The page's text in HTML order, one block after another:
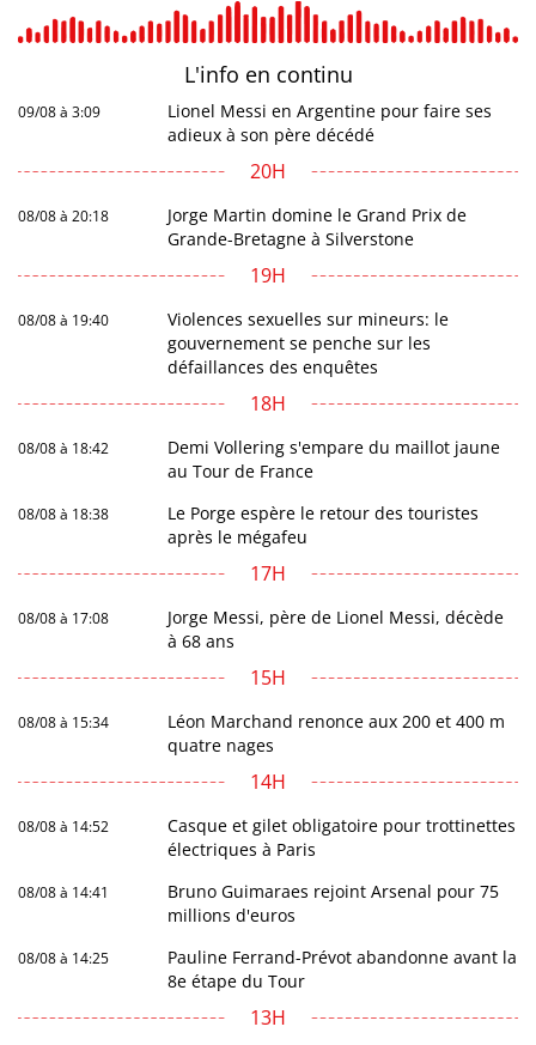
L'info en continu
09/08 à 3:09
Lionel Messi en Argentine pour faire ses
adieux à son père décédé
20H
08/08 à 20:18
Jorge Martin domine le Grand Prix de
Grande-Bretagne à Silverstone
19H
08/08 à 19:40
Violences sexuelles sur mineurs: le
gouvernement se penche sur les
défaillances des enquêtes
18H
08/08 à 18:42
Demi Vollering s'empare du maillot jaune
au Tour de France
08/08 à 18:38
Le Porge espère le retour des touristes
après le mégafeu
17H
08/08 à 17:08
Jorge Messi, père de Lionel Messi, décède
à 68 ans
15H
08/08 à 15:34
Léon Marchand renonce aux 200 et 400 m
quatre nages
14H
08/08 à 14:52
Casque et gilet obligatoire pour trottinettes
électriques à Paris
08/08 à 14:41
Bruno Guimaraes rejoint Arsenal pour 75
millions d'euros
08/08 à 14:25
Pauline Ferrand-Prévot abandonne avant la
8e étape du Tour
13H